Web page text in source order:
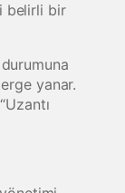
belirli bir
yanar.